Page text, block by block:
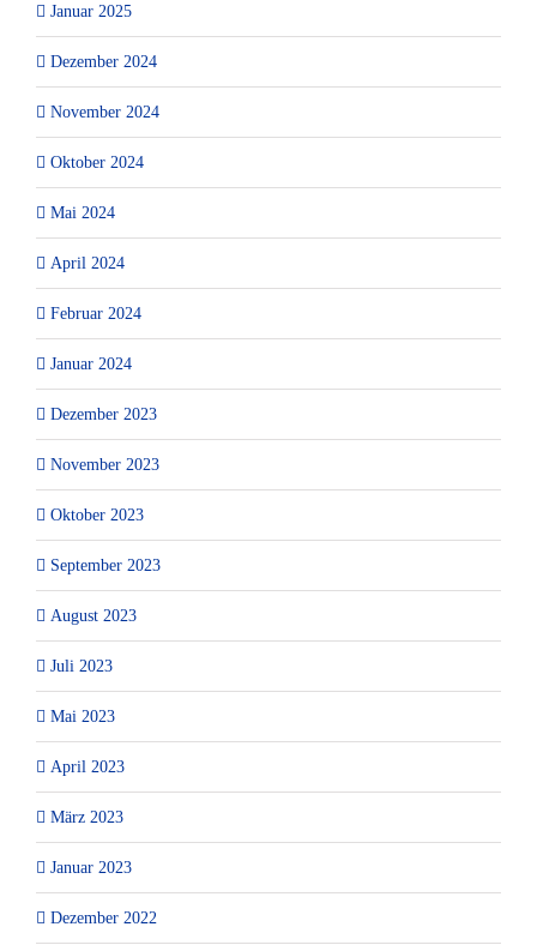
Januar 2025
Dezember 2024
November 2024
Oktober 2024
Mai 2024
April 2024
Februar 2024
Januar 2024
Dezember 2023
November 2023
Oktober 2023
September 2023
August 2023
Juli 2023
Mai 2023
April 2023
März 2023
Januar 2023
Dezember 2022